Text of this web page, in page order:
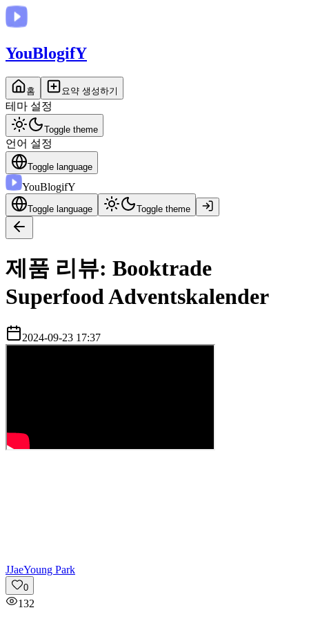
YouBlogifY
홈 요약 생성하기
테마 설정
Toggle theme
언어 설정
Toggle language
YouBlogifY
Toggle language Toggle theme
제품 리뷰: Booktrade
Superfood Adventskalender
2024-09-23 17:37
JJaeYoung Park
0
132